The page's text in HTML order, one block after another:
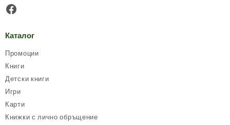
Facebook
Каталог
Промоции
Книги
Детски книги
Игри
Карти
Книжки с лично обръщение